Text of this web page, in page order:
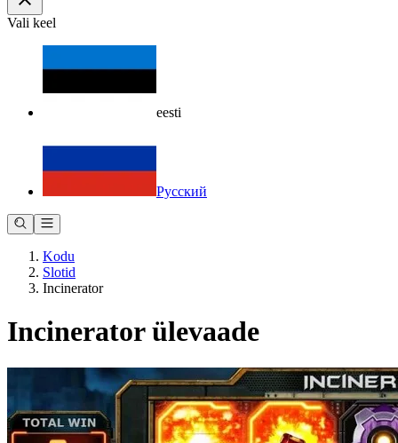
Vali keel
eesti
Русский
Kodu
Slotid
Incinerator
Incinerator ülevaade